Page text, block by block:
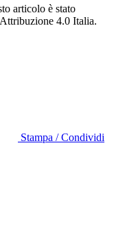
articolo è stato
4.0 Italia.
Stampa / Condividi